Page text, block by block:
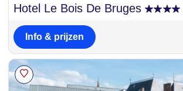
Hotel Le Bois De Bruges
Info & prijzen